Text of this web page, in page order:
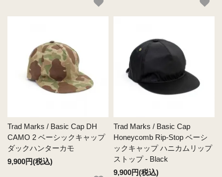
Trad Marks / Basic Cap DH
CAMO 2 ベーシックキャップ
ダックハンターカモ
9,900円(税込)
Trad Marks / Basic Cap
Honeycomb Rip-Stop ベーシ
ックキャップ ハニカムリップ
ストップ - Black
9,900円(税込)